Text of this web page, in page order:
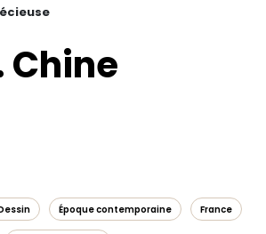
Chine
Époque contemporaine France